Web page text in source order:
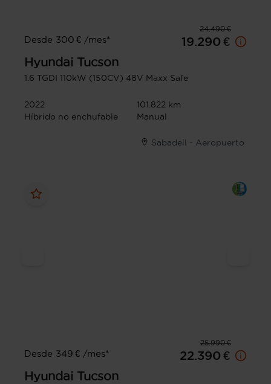
24.490 €
Desde 300 € /mes*
19.290 €
Hyundai Tucson
1.6 TGDI 110kW (150CV) 48V Maxx Safe
2022
101.822 km
Híbrido no enchufable
Manual
Sabadell - Aeropuerto
25.990 €
Desde 349 € /mes*
22.390 €
Hyundai Tucson